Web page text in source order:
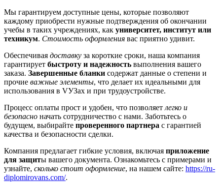
Мы гарантируем доступные цены, которые позволяют
каждому приобрести нужные подтверждения об окончании
учебы в таких учреждениях, как университет, институт или
техникум. Стоимость оформления вас приятно удивит.
Обеспечивая доставку за короткие сроки, наша компания
гарантирует быстроту и надежность выполнения вашего
заказа. Завершенные бланки содержат данные о степени и
прочие важные элементы, что делает их идеальными для
использования в VУЗах и при трудоустройстве.
Процесс оплаты прост и удобен, что позволяет легко и
безопасно начать сотрудничество с нами. Заботьтесь о
будущем, выбирайте проверенного партнера с гарантией
качества и безопасности сделки.
Компания предлагает гибкие условия, включая приложение
для защиты вашего документа. Ознакомьтесь с примерами и
узнайте, сколько стоит оформление, на нашем сайте: https://ru-
diplomirovans.com/.